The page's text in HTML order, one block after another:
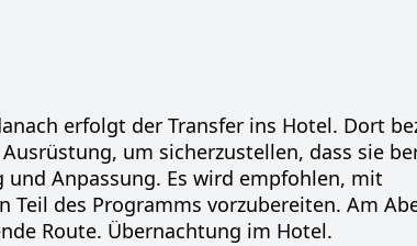
erfolgt der Transfer ins Hotel. Dort
um sicherzustellen, dass sie
Anpassung. Es wird empfohlen, mit
des Programms vorzubereiten. Am
Route. Übernachtung im Hotel.